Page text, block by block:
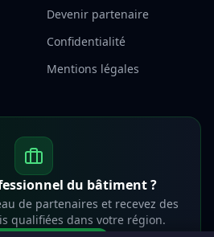
Devenir partenaire
Confidentialité
Mentions légales
du bâtiment ?
de partenaires et recevez des
qualifiées dans votre région.